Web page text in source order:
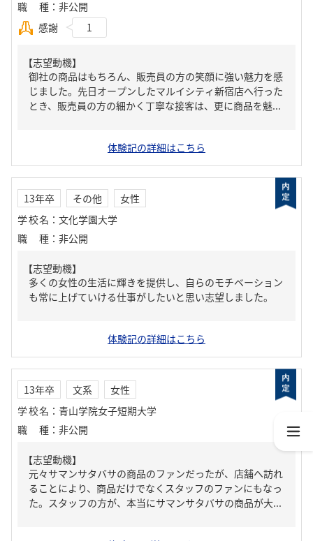
職種 ： 非公開
感謝
1
【志望動機】
御社の商品はもちろん、販売員の方の笑顔に強い魅力を感
じました。先日オープンしたマルイシティ新宿店へ行った
とき、販売員の方の細かく丁寧な接客は、更に商品を魅...
体験記の詳細はこちら
13年卒 その他
女性
学校名 ： 文化学園大学
職種 ： 非公開
【志望動機】
多くの女性の生活に輝きを提供し、自らのモチベーション
も常に上げていける仕事がしたいと思い志望しました。
体験記の詳細はこちら
13年卒 文系
女性
学校名 ： 青山学院女子短期大学
職種 ： 非公開
【志望動機】
元々サマンサタバサの商品のファンだったが、店舗へ訪れ
ることにより、商品だけでなくスタッフのファンにもなっ
た。スタッフの方が、本当にサマンサタバサの商品が大...